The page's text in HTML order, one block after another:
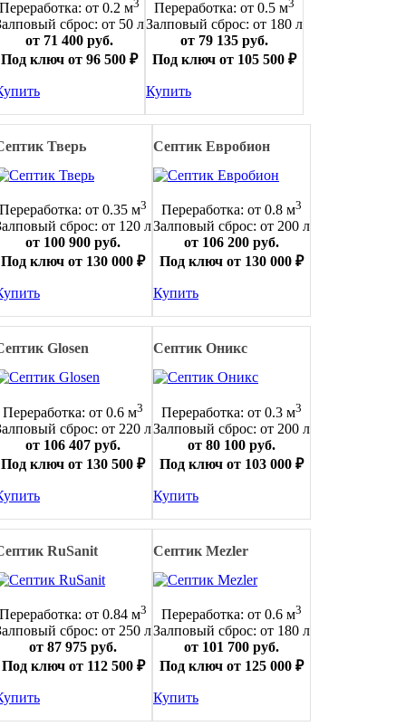
Переработка: от 0.2 м3
сброс: от 50 л
от 71 400 руб.
Под ключ от 96 500 ₽
Переработка: от 0.5 м3
Залповый сброс: от 180 л
от 79 135 руб.
Под ключ от 105 500 ₽
Купить
Тверь
Переработка: от 0.35 м3
сброс: от 120 л
от 100 900 руб.
Под ключ от 130 000 ₽
Септик Евробион
Переработка: от 0.8 м3
Залповый сброс: от 200 л
от 106 200 руб.
Под ключ от 130 000 ₽
Купить
Glosen
Переработка: от 0.6 м3
сброс: от 220 л
от 106 407 руб.
Под ключ от 130 500 ₽
Септик Оникс
Переработка: от 0.3 м3
Залповый сброс: от 200 л
от 80 100 руб.
Под ключ от 103 000 ₽
Купить
RuSanit
Переработка: от 0.84 м3
сброс: от 250 л
от 87 975 руб.
Под ключ от 112 500 ₽
Септик Mezler
Переработка: от 0.6 м3
Залповый сброс: от 180 л
от 101 700 руб.
Под ключ от 125 000 ₽
Купить